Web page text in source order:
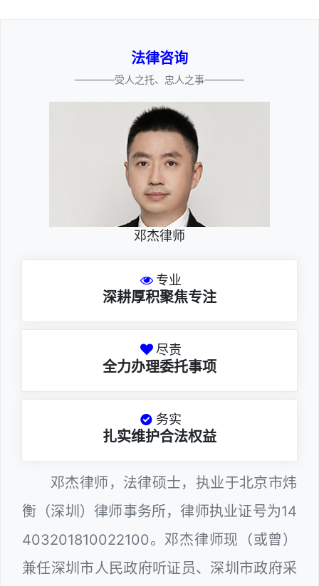
法律咨询
————受人之托、忠人之事————
邓杰律师
专业
深耕厚积聚焦专注
尽责
全力办理委托事项
务实
扎实维护合法权益
邓杰律师，法律硕士，执业于北京市炜
衡（深圳）律师事务所，律师执业证号为14
403201810022100。邓杰律师现（或曾）
兼任深圳市人民政府听证员、深圳市政府采